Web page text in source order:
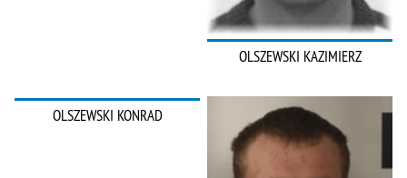
OLSZEWSKI KAZIMIERZ
OLSZEWSKI KONRAD